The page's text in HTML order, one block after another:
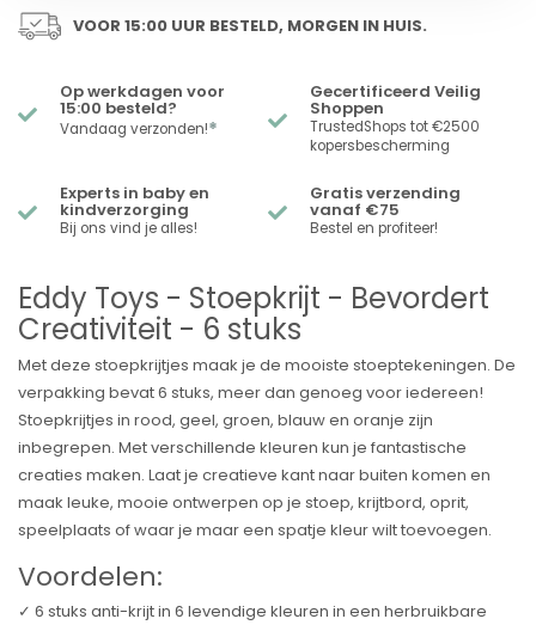
VOOR 15:00 UUR BESTELD, MORGEN IN HUIS.
Op werkdagen voor
15:00 besteld?
Vandaag verzonden!*
Gecertificeerd Veilig
Shoppen
TrustedShops tot €2500
kopersbescherming
Experts in baby en
kindverzorging
Bij ons vind je alles!
Gratis verzending
vanaf €75
Bestel en profiteer!
Eddy Toys - Stoepkrijt - Bevordert
Creativiteit - 6 stuks
Met deze stoepkrijtjes maak je de mooiste stoeptekeningen. De
verpakking bevat 6 stuks, meer dan genoeg voor iedereen!
Stoepkrijtjes in rood, geel, groen, blauw en oranje zijn
inbegrepen. Met verschillende kleuren kun je fantastische
creaties maken. Laat je creatieve kant naar buiten komen en
maak leuke, mooie ontwerpen op je stoep, krijtbord, oprit,
speelplaats of waar je maar een spatje kleur wilt toevoegen.
Voordelen:
✓ 6 stuks anti-krijt in 6 levendige kleuren in een herbruikbare